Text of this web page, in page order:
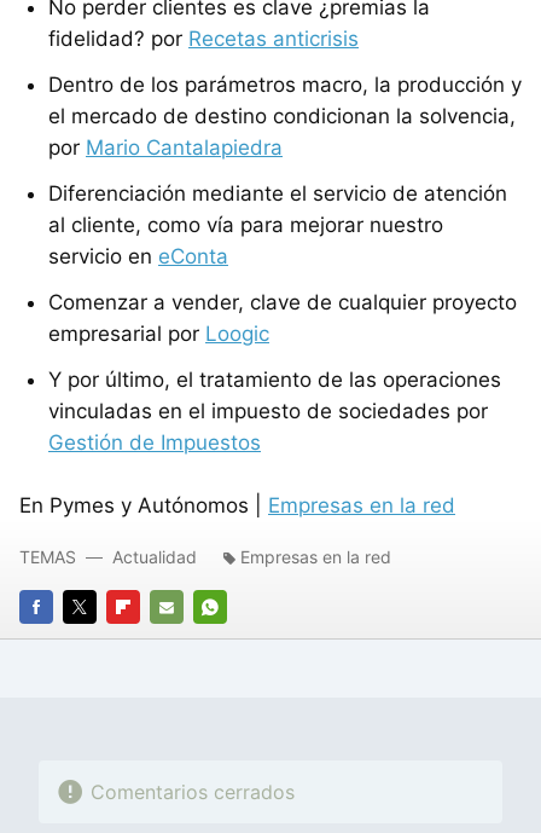
No perder clientes es clave ¿premias la
fidelidad? por Recetas anticrisis
Dentro de los parámetros macro, la producción y
el mercado de destino condicionan la solvencia,
por Mario Cantalapiedra
Diferenciación mediante el servicio de atención
al cliente, como vía para mejorar nuestro
servicio en eConta
Comenzar a vender, clave de cualquier proyecto
empresarial por Loogic
Y por último, el tratamiento de las operaciones
vinculadas en el impuesto de sociedades por
Gestión de Impuestos
En Pymes y Autónomos | Empresas en la red
FACEBOOK
TWITTERFLIPBOARD
E-
WHATSAPP
TEMAS Actualidad Empresas en la red
Comentarios cerrados